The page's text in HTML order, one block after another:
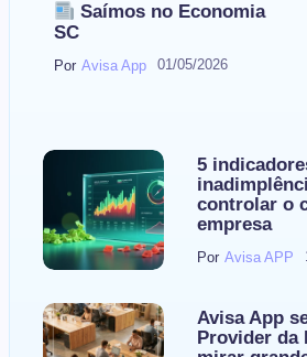
Saímos no Economia
SC
Por Avisa App 01/05/2026
5
controlar o
empresa
Por Avisa APP
Avisa App
Provider da